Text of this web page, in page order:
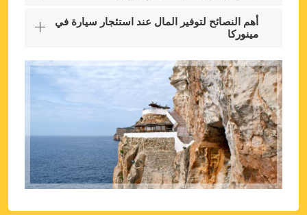
أهم النصائح لتوفير المال عند استئجار سيارة في
مينوركا